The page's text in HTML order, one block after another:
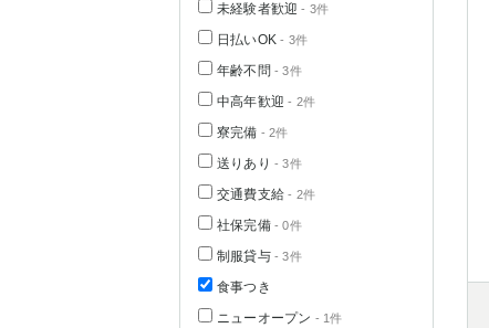
未経験者歓迎 - 3件
日払いOK - 3件
年齢不問 - 3件
中高年歓迎 - 2件
寮完備 - 2件
送りあり - 3件
交通費支給 - 2件
社保完備- 0件
制服貸与- 3件
食事つき
ニューオープン - 1件